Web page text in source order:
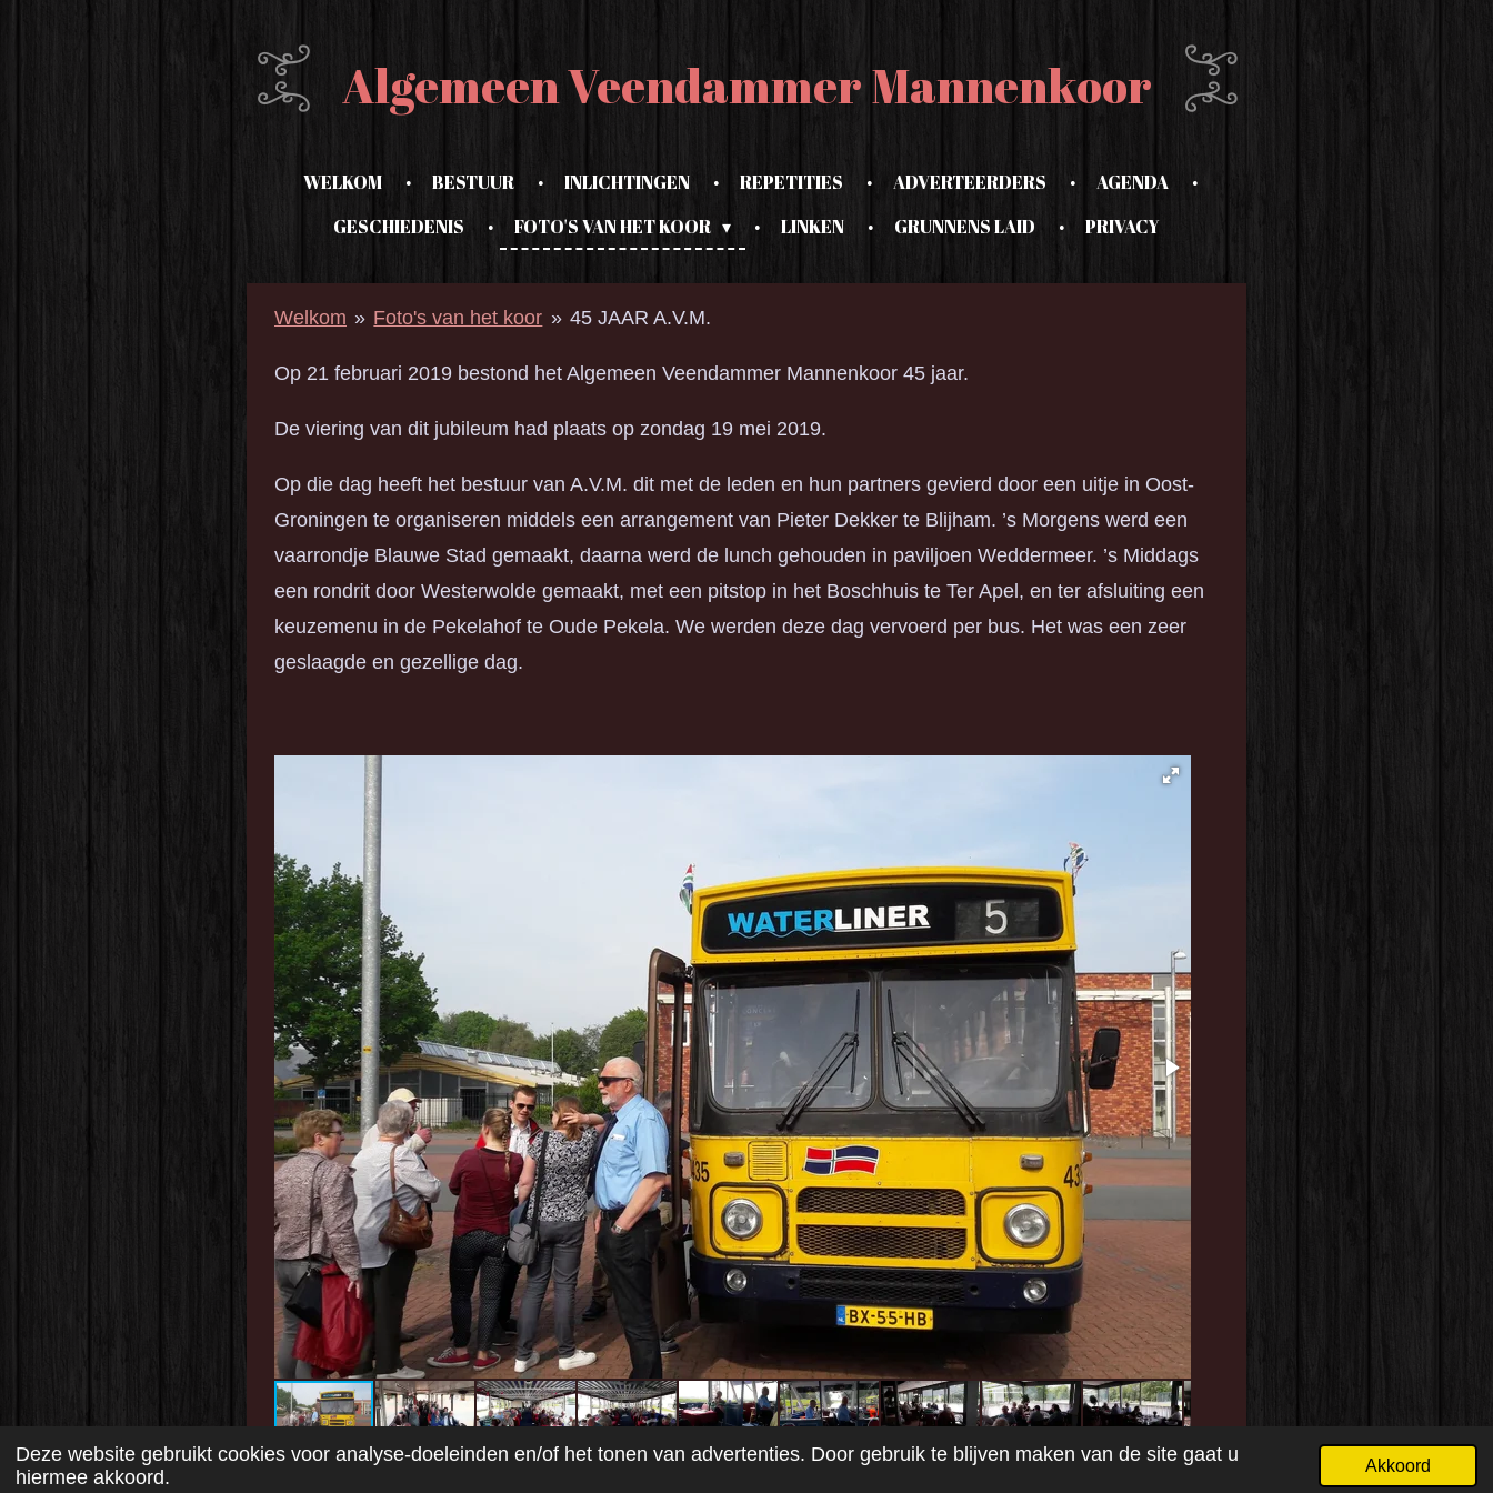
Deze website gebruikt cookies voor analyse-doeleinden en/of het tonen van advertenties. Door gebruik te blijven maken van de site gaat u
hiermee akkoord.
Akkoord
Algemeen Veendammer Mannenkoor
WELKOM BESTUUR INLICHTINGEN REPETITIES ADVERTEERDERS
AGENDA
GESCHIEDENIS
FOTO'S VAN HET KOOR LINKEN GRUNNENS LAID PRIVACY
Welkom » Foto's van het koor » 45 JAAR A.V.M.
Op 21 februari 2019 bestond het Algemeen Veendammer Mannenkoor 45 jaar.
De viering van dit jubileum had plaats op zondag 19 mei 2019.
Op die dag heeft het bestuur van A.V.M. dit met de leden en hun partners gevierd door een uitje in Oost-
Groningen te organiseren middels een arrangement van Pieter Dekker te Blijham. ’s Morgens werd een
vaarrondje Blauwe Stad gemaakt, daarna werd de lunch gehouden in paviljoen Weddermeer. ’s Middags
een rondrit door Westerwolde gemaakt, met een pitstop in het Boschhuis te Ter Apel, en ter afsluiting een
keuzemenu in de Pekelahof te Oude Pekela. We werden deze dag vervoerd per bus. Het was een zeer
geslaagde en gezellige dag.